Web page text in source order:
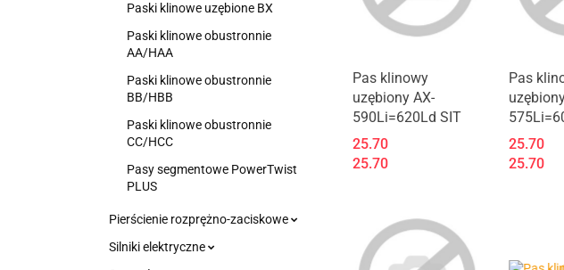
Paski klinowe uzębione BX
Paski klinowe obustronnie
AA/HAA
Paski klinowe obustronnie
BB/HBB
Paski klinowe obustronnie
CC/HCC
Pasy segmentowe PowerTwist
PLUS
Pierścienie rozprężno-zaciskowe
Silniki elektryczne
Pas klinowy
uzębiony AX-
590Li=620Ld SIT
25.70
25.70
Pas
25.70
25.70